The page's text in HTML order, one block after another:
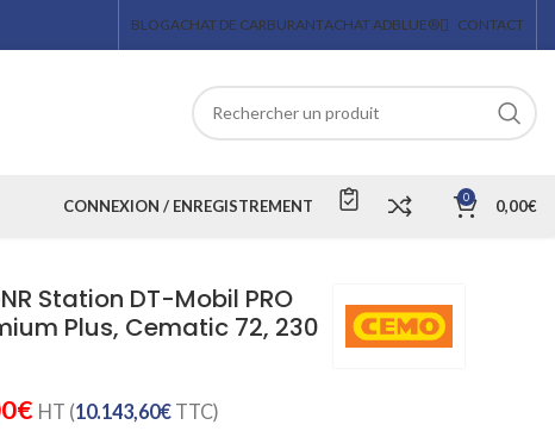
BLOGACHAT DE CARBURANTACHAT ADBLUE® CONTACT
CONNEXION / ENREGISTREMENT 0 0,00€
Station DT-Mobil PRO
Plus, Cematic 72, 230
€ HT (10.143,60€TTC)